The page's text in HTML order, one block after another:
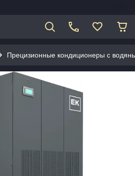
Прецизионные кондиционеры с